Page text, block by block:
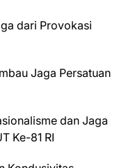
dari Provokasi
Jaga Persatuan
dan Jaga
Ke-81 RI